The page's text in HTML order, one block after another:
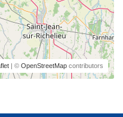
| © OpenStreetMap contributors